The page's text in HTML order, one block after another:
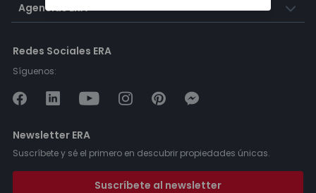
Agencias ERA
Redes Sociales ERA
Síguenos:
Newsletter ERA
Suscríbete y sé el primero en descubrir propiedades únicas.
Suscríbete al newsletter